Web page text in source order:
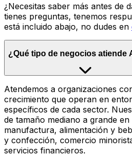
¿Necesitas saber más antes de
tienes preguntas, tenemos
está incluido abajo, no dudes en
¿Qué tipo de negocios atiende
Atendemos a organizaciones
crecimiento que operan en
específicos de cada sector.
de tamaño mediano a grande
manufactura, alimentación y
y confección, comercio
servicios financieros.